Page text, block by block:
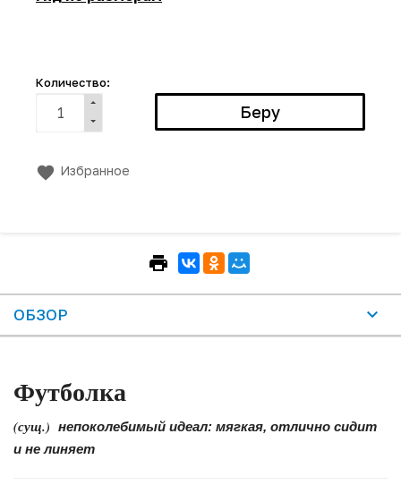
Количество:
Избранное
ОБЗОР
Футболка
(сущ.) непоколебимый идеал: мягкая, отлично сидит
и не линяет